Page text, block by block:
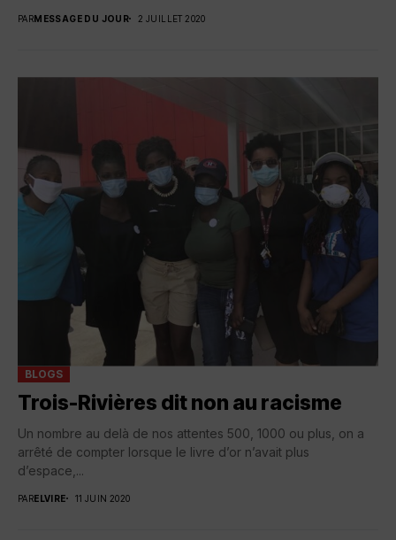
PARMESSAGE DU JOUR 2 JUILLET 2020
BLOGS
Trois-Rivières dit non au racisme
Un nombre au delà de nos attentes 500, 1000 ou plus, on a
arrêté de compter lorsque le livre d’or n’avait plus
d’espace,...
PARELVIRE 11 JUIN 2020